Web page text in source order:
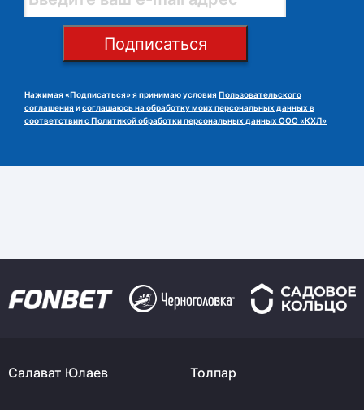
Подписаться
Нажимая «Подписаться» я принимаю условия Пользовательского
соглашения исоглашаюсь на обработку моих персональных данных в
соответствии с Политикой обработки персональных данных ООО «КХЛ»
Салават Юлаев Толпар